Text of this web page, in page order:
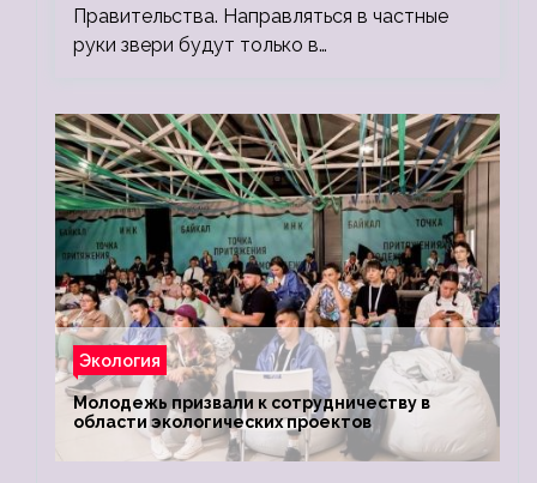
Правительства. Направляться в частные
руки звери будут только в…
Экология
Молодежь призвали к сотрудничеству в
области экологических проектов